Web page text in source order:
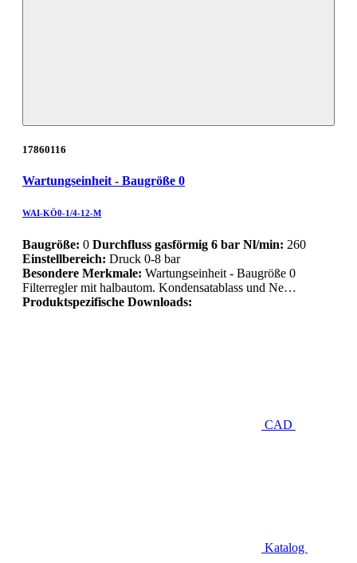
17860116
Wartungseinheit - Baugröße 0
WAI-KÖ0-1/4-12-M
Baugröße: 0 Durchfluss gasförmig 6 bar Nl/min: 260
Einstellbereich: Druck 0-8 bar
Besondere Merkmale: Wartungseinheit - Baugröße 0
Filterregler mit halbautom. Kondensatablass und Ne…
Produktspezifische Downloads:
CAD
Katalog